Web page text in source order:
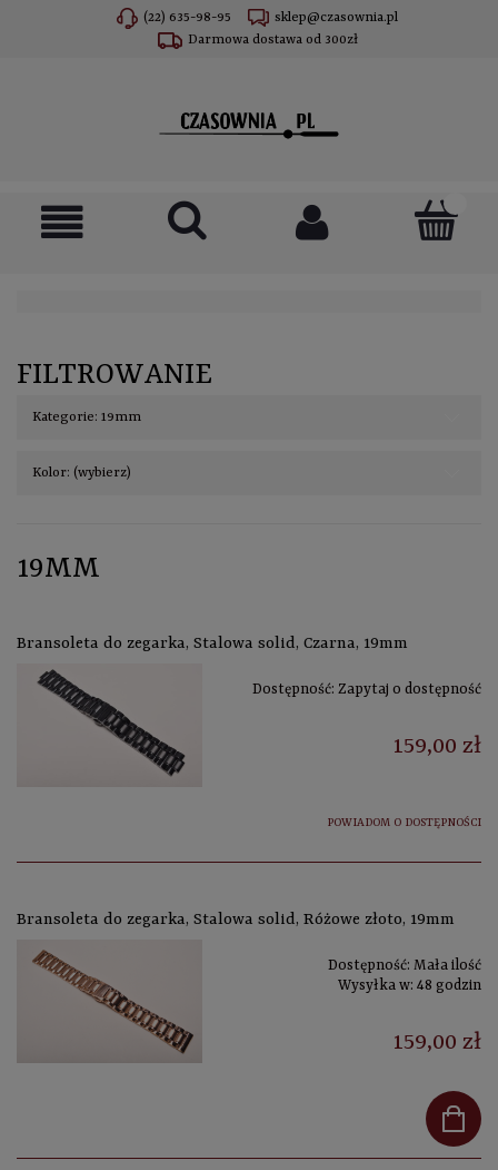
(22) 635-98-95
sklep@czasownia.pl
Darmowa dostawa od 300zł
FILTROWANIE
Kategorie: 19mm
Kolor: (wybierz)
19MM
Bransoleta do zegarka, Stalowa solid, Czarna, 19mm
Dostępność: Zapytaj o dostępność
159,00 zł
POWIADOM O DOSTĘPNOŚCI
Bransoleta do zegarka, Stalowa solid, Różowe złoto, 19mm
Dostępność: Mała ilość
Wysyłka w: 48 godzin
159,00 zł